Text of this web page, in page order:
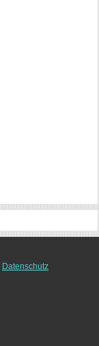
Datenschutz